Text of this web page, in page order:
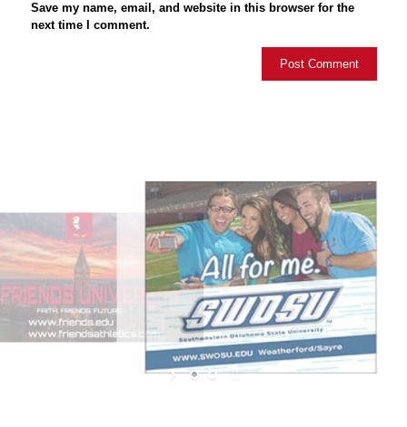
Save my name, email, and website in this browser for the
next time I comment.